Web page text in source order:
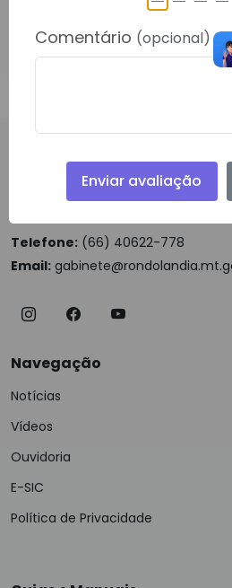
há 2 anos
PRINCIPAL, 450, CENTRO
Telefone: (66) 40622-778
Email:
Navegação
Notícias
Vídeos
Ouvidoria
E-SIC
Política de Privacidade
Comentário (opcional)
Enviar avaliação